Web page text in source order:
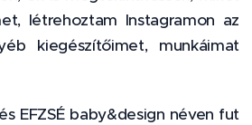
létrehoztam Instagramon az
kiegészítőimet, munkáimat
EFZSÉ baby&design néven fut